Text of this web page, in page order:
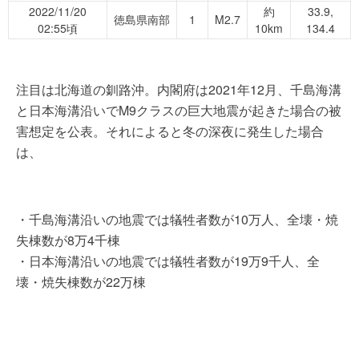
2022/11/20
02:55頃
徳島県南部 1 M2.7
約
10km
33.9,
134.4
注目は北海道の釧路沖。内閣府は2021年12月、千島海溝
と日本海溝沿いでM9クラスの巨大地震が起きた場合の被
害想定を公表。それによると冬の深夜に発生した場合
は、
・千島海溝沿いの地震では犠牲者数が10万人、全壊・焼
失棟数が8万4千棟
・日本海溝沿いの地震では犠牲者数が19万9千人、全
壊・焼失棟数が22万棟